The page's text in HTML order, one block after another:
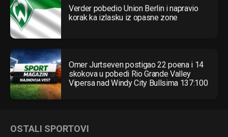
Verder pobedio Union Berlin i napravio
korak ka izlasku iz opasne zone
Omer Jurtseven postigao 22 poena i 14
skokova u pobedi Rio Grande Valley
Vipersa nad Windy City Bullsima 137:100
OSTALI SPORTOVI